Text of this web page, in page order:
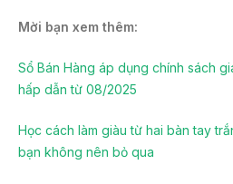
Mời bạn xem thêm:
Sổ Bán Hàng áp dụng chính sách
hấp dẫn từ 08/2025
Học cách làm giàu từ hai bàn tay
bạn không nên bỏ qua